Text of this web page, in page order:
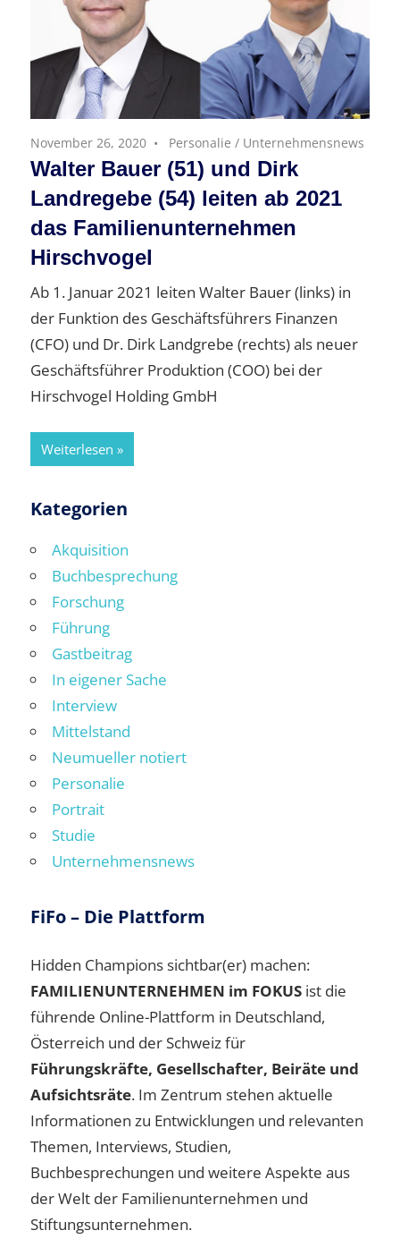
November 26, 2020 Personalie / Unternehmensnews
Walter Bauer (51) und Dirk
Landregebe (54) leiten ab 2021
das Familienunternehmen
Hirschvogel
Ab 1. Januar 2021 leiten Walter Bauer (links) in
der Funktion des Geschäftsführers Finanzen
(CFO) und Dr. Dirk Landgrebe (rechts) als neuer
Geschäftsführer Produktion (COO) bei der
Hirschvogel Holding GmbH
Weiterlesen
Kategorien
Akquisition
Buchbesprechung
Forschung
Führung
Gastbeitrag
In eigener Sache
Interview
Mittelstand
Neumueller notiert
Personalie
Portrait
Studie
Unternehmensnews
FiFo – Die Plattform
Hidden Champions sichtbar(er) machen:
FAMILIENUNTERNEHMEN im FOKUS ist die
führende Online-Plattform in Deutschland,
Österreich und der Schweiz für
Führungskräfte, Gesellschafter, Beiräte und
Aufsichtsräte. Im Zentrum stehen aktuelle
Informationen zu Entwicklungen und relevanten
Themen, Interviews, Studien,
Buchbesprechungen und weitere Aspekte aus
der Welt der Familienunternehmen und
Stiftungsunternehmen.